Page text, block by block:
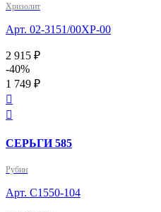
Хризолит
Арт. 02-3151/00ХР-00
2 915 ₽
-40%
1 749 ₽


СЕРЬГИ 585
Рубин
Арт. С1550-104